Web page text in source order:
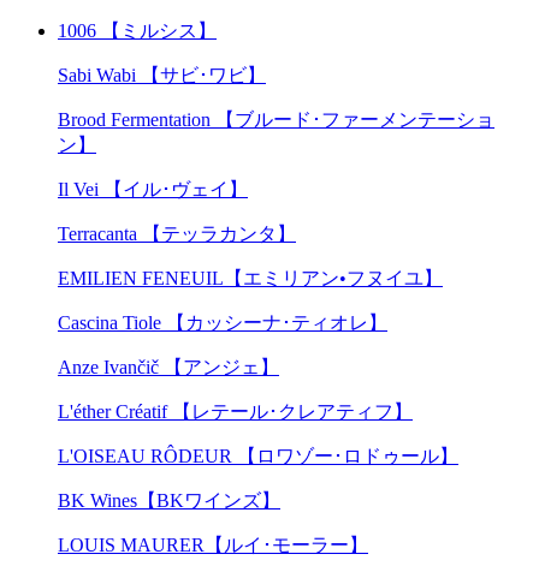
1006 【ミルシス】
Sabi Wabi 【サビ･ワビ】
Brood Fermentation 【ブルード･ファーメンテーショ
ン】
Il Vei 【イル･ヴェイ】
Terracanta 【テッラカンタ】
EMILIEN FENEUIL【エミリアン•フヌイユ】
Cascina Tiole 【カッシーナ･ティオレ】
Anze Ivančič 【アンジェ】
L'éther Créatif 【レテール･クレアティフ】
L'OISEAU RÔDEUR 【ロワゾー･ロドゥール】
BK Wines【BKワインズ】
LOUIS MAURER【ルイ･モーラー】